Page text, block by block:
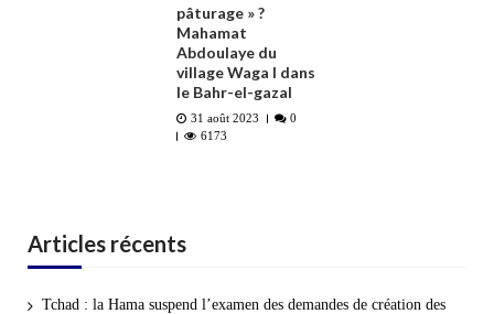
pâturage » ?
Mahamat
Abdoulaye du
village Waga I dans
le Bahr-el-gazal
31 août 2023
0
6173
Articles récents
Tchad : la Hama suspend l’examen des demandes de création des